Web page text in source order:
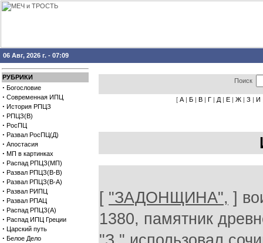
06 Авг, 2026 г. - 07:09
РУБРИКИ
· Богословие
· Современная ИПЦ
· История РПЦЗ
· РПЦЗ(В)
· РосПЦ
· Развал РосПЦ(Д)
· Апостасия
· МП в картинках
· Распад РПЦЗ(МП)
· Развал РПЦЗ(В-В)
· Развал РПЦЗ(В-А)
· Развал РИПЦ
· Развал РПАЦ
· Распад РПЦЗ(А)
· Распад ИПЦ Греции
· Царский путь
· Белое Дело
Поиск
[ А | Б | В | Г | Д | Е | Ж | З | И
[ "ЗАДОНЩИНА", ]
1380, памятник